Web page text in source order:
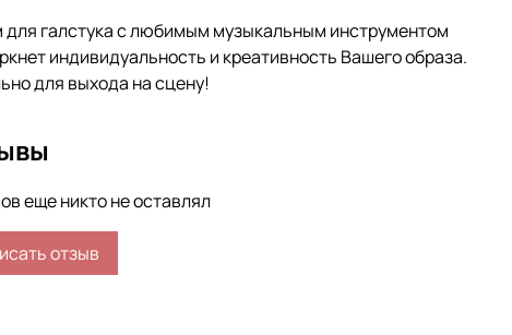
галстука с любимым музыкальным инструментом
индивидуальность и креативность Вашего образа.
для выхода на сцену!
еще никто не оставлял
отзыв